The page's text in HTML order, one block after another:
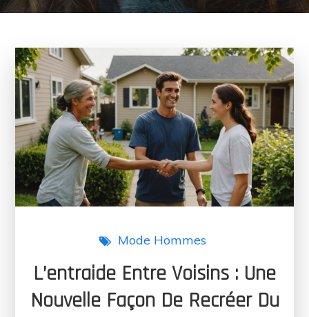
Mode Hommes
L’entraide Entre Voisins : Une
Nouvelle Façon De Recréer Du